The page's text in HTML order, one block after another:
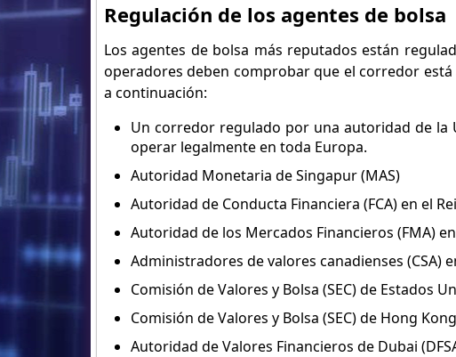
Regulación de los agentes de bolsa
Los agentes de bolsa más reputados están
operadores deben comprobar que el corredor
a continuación:
Un corredor regulado por una autoridad de la
operar legalmente en toda Europa.
Autoridad Monetaria de Singapur (MAS)
Autoridad de Conducta Financiera (FCA) en el
Autoridad de los Mercados Financieros (FMA)
Administradores de valores canadienses (CSA)
Comisión de Valores y Bolsa (SEC) de Estados
Comisión de Valores y Bolsa (SEC) de Hong Kong
Autoridad de Valores Financieros de Dubai